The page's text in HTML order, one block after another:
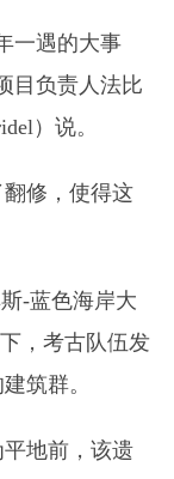
一遇的大事
目负责人法比
）说。
修，使得这
-蓝色海岸大
，考古队伍发
筑群。
地前，该遗